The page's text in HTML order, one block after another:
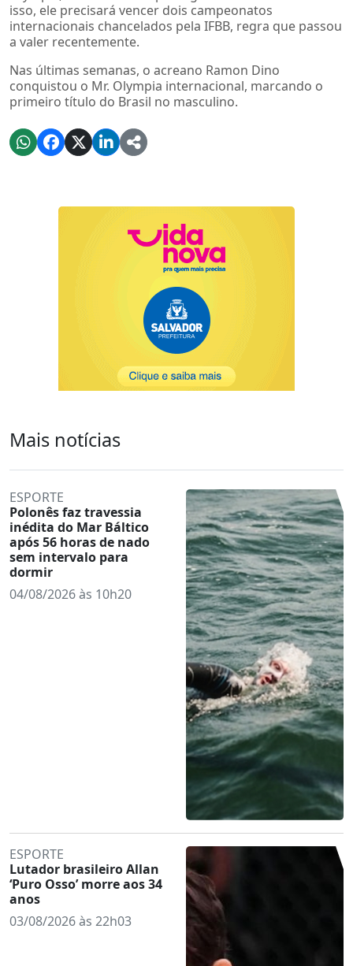
isso, ele precisará vencer dois campeonatos
internacionais chancelados pela IFBB, regra que passou
a valer recentemente.
Nas últimas semanas, o acreano Ramon Dino
conquistou o Mr. Olympia internacional, marcando o
primeiro título do Brasil no masculino.
Mais notícias
ESPORTE
Polonês faz travessia
inédita do Mar Báltico
após 56 horas de nado
sem intervalo para
dormir
04/08/2026 às 10h20
ESPORTE
Lutador brasileiro Allan
‘Puro Osso’ morre aos 34
anos
03/08/2026 às 22h03